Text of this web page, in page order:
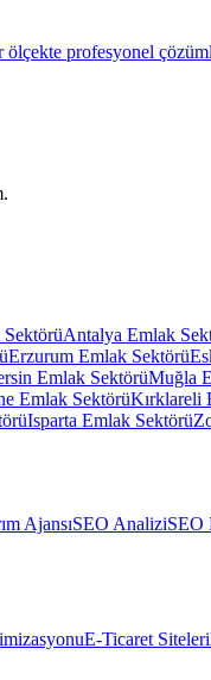
ölçekte profesyonel
Antalya Emlak
Erzurum Emlak Sektörü
Emlak SektörüMuğla
Emlak SektörüKırklareli
Isparta Emlak Sektörü
AjansıSEO AnaliziSEO
E-Ticaret Siteleri